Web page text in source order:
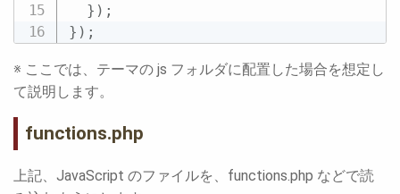
} ) ;
} ) ;
※ ここでは、テーマの js フォルダに配置した場合を想定し
て説明します。
functions.php
上記、JavaScript のファイルを、functions.php などで読